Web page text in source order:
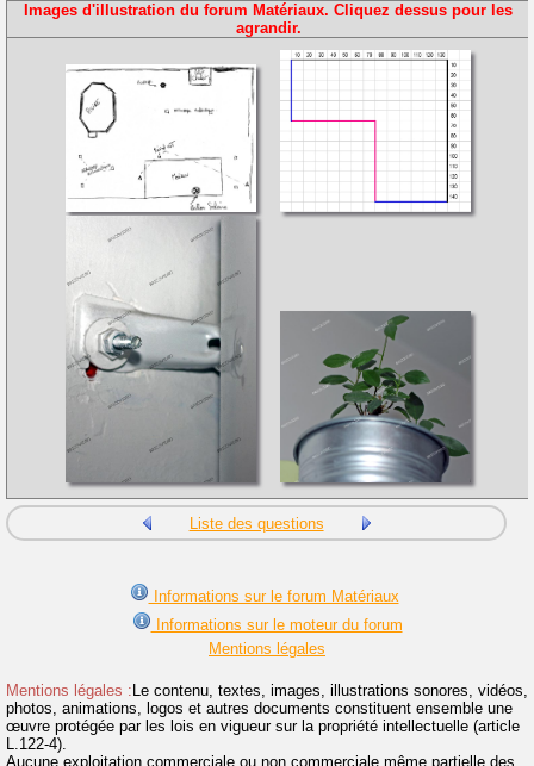
Images d'illustration du forum Matériaux. Cliquez dessus pour les
agrandir.
Liste des questions
Informations sur le forum Matériaux
Informations sur le moteur du forum
Mentions légales
Mentions légales : Le contenu, textes, images, illustrations sonores, vidéos,
photos, animations, logos et autres documents constituent ensemble une
œuvre protégée par les lois en vigueur sur la propriété intellectuelle (article
L.122-4).
Aucune exploitation commerciale ou non commerciale même partielle des